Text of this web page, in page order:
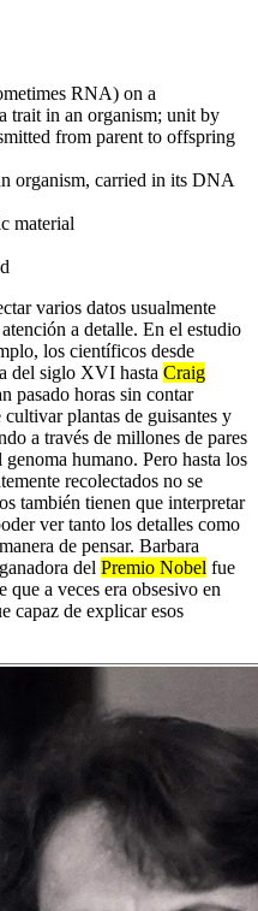
RNA) on a
trait in an organism; unit by
from parent to offspring
organism, carried in its DNA
material
varios datos usualmente
a detalle. En el estudio
los científicos desde
del siglo XVI hasta Craig
pasado horas sin contar
plantas de guisantes y
a través de millones de pares
genoma humano. Pero hasta los
recolectados no se
también tienen que interpretar
ver tanto los detalles como
de pensar. Barbara
del Premio Nobel fue
que a veces era obsesivo en
capaz de explicar esos